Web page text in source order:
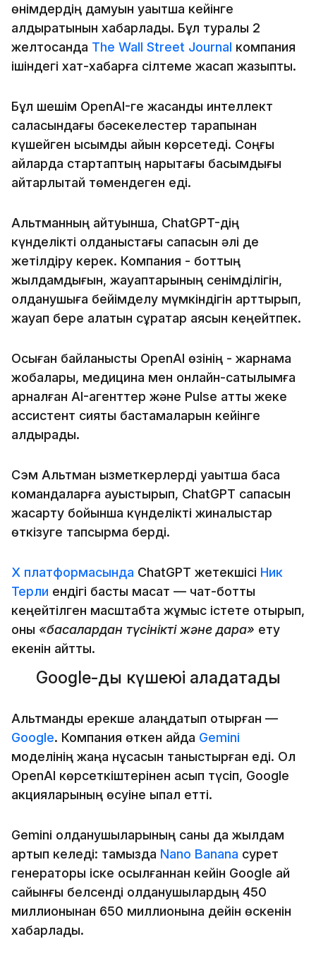
өнімдердің дамуын уақытша кейінге
қалдыратынын хабарлады. Бұл туралы 2
желтоқсанда The Wall Street Journal компания
ішіндегі хат-хабарға сілтеме жасап жазыпты.
Бұл шешім OpenAI-ге жасанды интеллект
саласындағы бәсекелестер тарапынан
күшейген қысымды айқын көрсетеді. Соңғы
айларда стартаптың нарықтағы басымдығы
айтарлықтай төмендеген еді.
Альтманның айтуынша, ChatGPT-дің
күнделікті қолданыстағы сапасын әлі де
жетілдіру керек. Компания - боттың
жылдамдығын, жауаптарының сенімділігін,
қолданушыға бейімделу мүмкіндігін арттырып,
жауап бере алатын сұрақтар аясын кеңейтпек.
Осыған байланысты OpenAI өзінің - жарнама
жобалары, медицина мен онлайн-сатылымға
арналған AI-агенттер және Pulse атты жеке
ассистент сияқты бастамаларын кейінге
қалдырады.
Сэм Альтман қызметкерлерді уақытша басқа
командаларға ауыстырып, ChatGPT сапасын
жақсарту бойынша күнделікті жиналыстар
өткізуге тапсырма берді.
X платформасында ChatGPT жетекшісі Ник
Терли ендігі басты мақсат — чат-ботты
кеңейтілген масштабта жұмыс істете отырып,
оны «басқалардан түсінікті және дара» ету
екенін айтты.
Google-дың күшеюі алаңдатады
Альтманды ерекше алаңдатып отырған —
Google. Компания өткен айда Gemini
моделінің жаңа нұсқасын таныстырған еді. Ол
OpenAI көрсеткіштерінен асып түсіп, Google
акцияларының өсуіне ықпал етті.
Gemini қолданушыларының саны да жылдам
артып келеді: тамызда Nano Banana сурет
генераторы іске қосылғаннан кейін Google ай
сайынғы белсенді қолданушылардың 450
миллионынан 650 миллионына дейін өскенін
хабарлады.